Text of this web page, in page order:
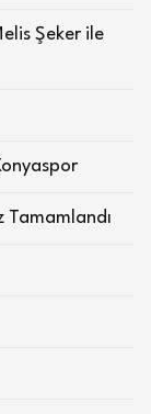
Şeker ile
Tamamlandı